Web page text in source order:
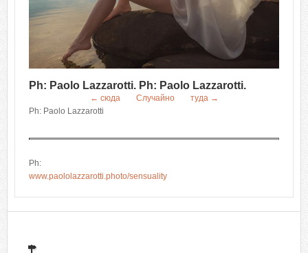
Ph: Paolo Lazzarotti. Ph: Paolo Lazzarotti.
← сюда Случайно
туда →
Ph: Paolo Lazzarotti
Ph:
www.paololazzarotti.photo/sensuality